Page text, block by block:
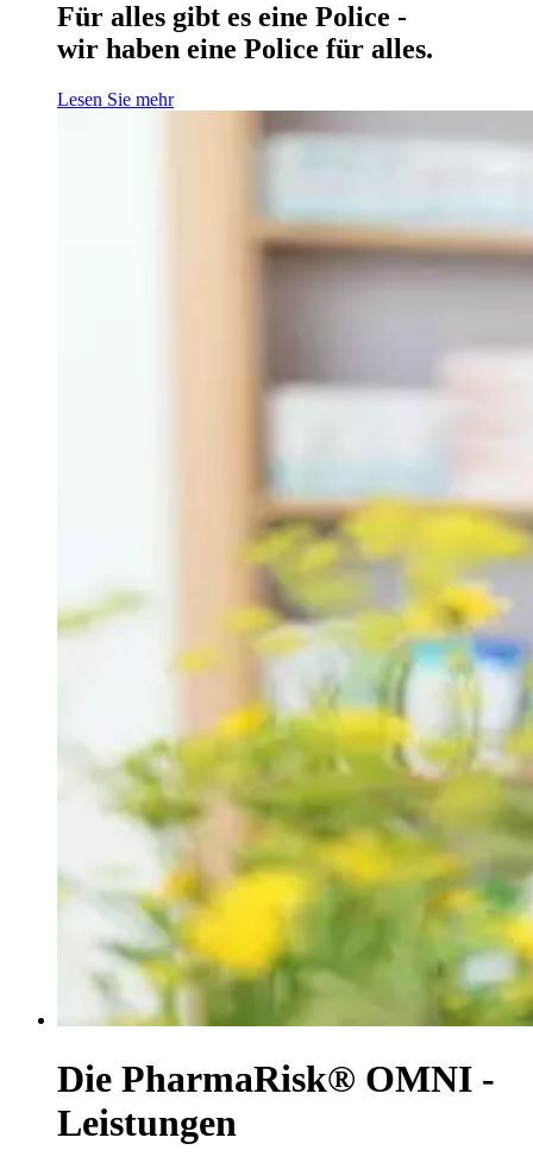
Für alles gibt es eine Police -
wir haben eine Police für alles.
Lesen Sie mehr
Die PharmaRisk® OMNI -
Leistungen